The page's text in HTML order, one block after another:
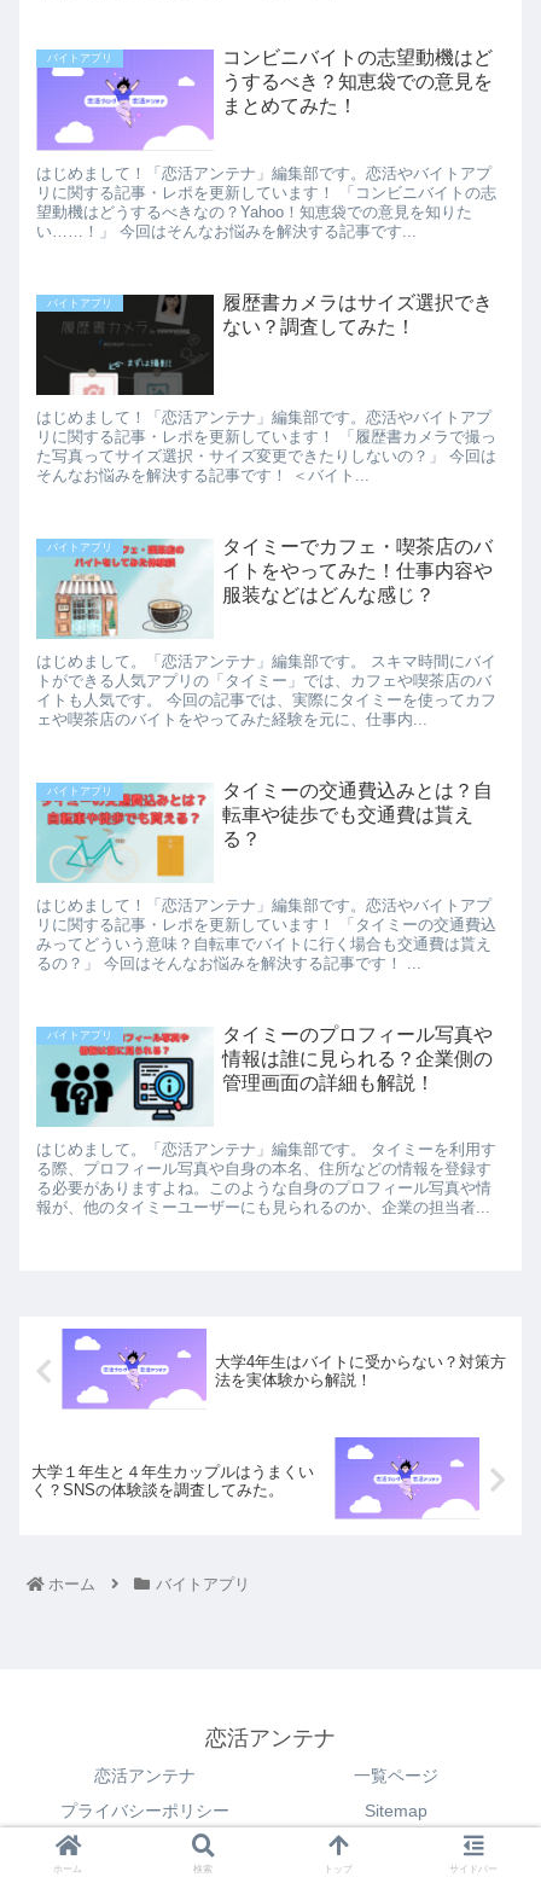
バイトアプリ
コンビニバイトの志望動機はど
うするべき？知恵袋での意見を
まとめてみた！
はじめまして！「恋活アンテナ」編集部です。恋活やバイトアプ
リに関する記事・レポを更新しています！ 「コンビニバイトの志
望動機はどうするべきなの？Yahoo！知恵袋での意見を知りた
い……！」 今回はそんなお悩みを解決する記事です...
バイトアプリ
履歴書カメラはサイズ選択でき
ない？調査してみた！
はじめまして！「恋活アンテナ」編集部です。恋活やバイトアプ
リに関する記事・レポを更新しています！ 「履歴書カメラで撮っ
た写真ってサイズ選択・サイズ変更できたりしないの？」 今回は
そんなお悩みを解決する記事です！ ＜バイト...
バイトアプリ
タイミーでカフェ・喫茶店のバ
イトをやってみた！仕事内容や
服装などはどんな感じ？
はじめまして。「恋活アンテナ」編集部です。 スキマ時間にバイ
トができる人気アプリの「タイミー」では、カフェや喫茶店のバ
イトも人気です。 今回の記事では、実際にタイミーを使ってカフ
ェや喫茶店のバイトをやってみた経験を元に、仕事内...
バイトアプリ
タイミーの交通費込みとは？自
転車や徒歩でも交通費は貰え
る？
はじめまして！「恋活アンテナ」編集部です。恋活やバイトアプ
リに関する記事・レポを更新しています！ 「タイミーの交通費込
みってどういう意味？自転車でバイトに行く場合も交通費は貰え
るの？」 今回はそんなお悩みを解決する記事です！ ...
バイトアプリ
タイミーのプロフィール写真や
情報は誰に見られる？企業側の
管理画面の詳細も解説！
はじめまして。「恋活アンテナ」編集部です。 タイミーを利用す
る際、プロフィール写真や自身の本名、住所などの情報を登録す
る必要がありますよね。このような自身のプロフィール写真や情
報が、他のタイミーユーザーにも見られるのか、企業の担当者...
大学4年生はバイトに受からない？対策方
法を実体験から解説！
大学１年生と４年生カップルはうまくい
く？SNSの体験談を調査してみた。
ホーム バイトアプリ
恋活アンテナ
恋活アンテナ
一覧ページ
プライバシーポリシー
Sitemap
© 2021 恋活アンテナ.
ホーム 検索 トップ サイドバー